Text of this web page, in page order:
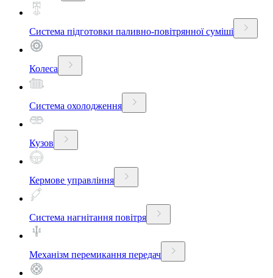
Система підготовки паливно-повітрянної суміші
Колеса
Система охолодження
Кузов
Кермове управління
Система нагнітання повітря
Механізм перемикання передач